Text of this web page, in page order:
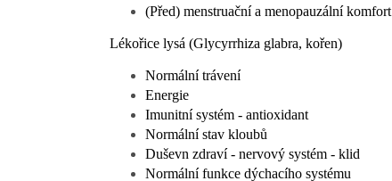
(Před) menstruační a menopauzální komfort
Lékořice lysá (Glycyrrhiza glabra, kořen)
Normální trávení
Energie
Imunitní systém - antioxidant
Normální stav kloubů
Duševn zdraví - nervový systém - klid
Normální funkce dýchacího systému